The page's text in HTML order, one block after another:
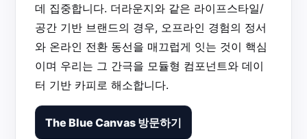
데 집중합니다. 더라운지와 같은 라이프스타일/
공간 기반 브랜드의 경우, 오프라인 경험의 정서
와 온라인 전환 동선을 매끄럽게 잇는 것이 핵심
이며 우리는 그 간극을 모듈형 컴포넌트와 데이
터 기반 카피로 해소합니다.
The Blue Canvas 방문하기